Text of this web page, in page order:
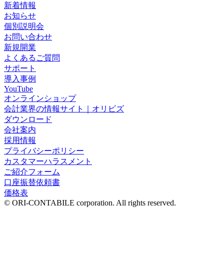
新着情報
お知らせ
個別説明会
お問い合わせ
新規開業
よくあるご質問
サポート
導入事例
YouTube
オンラインショップ
会計業界の情報サイト｜オリビズ
ダウンロード
会社案内
採用情報
プライバシーポリシー
カスタマーハラスメント
ご紹介フォーム
口座振替依頼書
価格表
© ORI-CONTABILE corporation. All rights reserved.